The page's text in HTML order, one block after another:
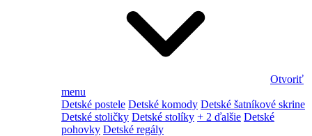
Otvoriť
menu
Detské postele Detské komody Detské šatníkové skrine
Detské stoličky Detské stolíky + 2 ďalšie Detské
pohovky Detské regály